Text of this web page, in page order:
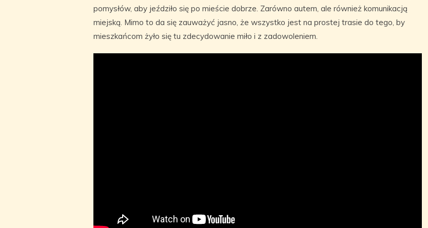
pomysłów, aby jeździło się po mieście dobrze. Zarówno autem, ale również komunikacją
miejską. Mimo to da się zauważyć jasno, że wszystko jest na prostej trasie do tego, by
mieszkańcom żyło się tu zdecydowanie miło i z zadowoleniem.